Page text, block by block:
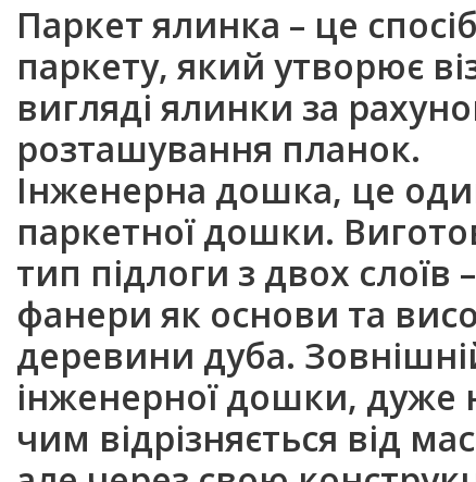
Паркет ялинка – це
паркету, який утворює
вигляді ялинки за
розташування планок.
Інженерна дошка, це
паркетної дошки.
тип підлоги з двох слоїв
фанери як основи та
деревини дуба.
інженерної дошки, дуже
чим відрізняється від